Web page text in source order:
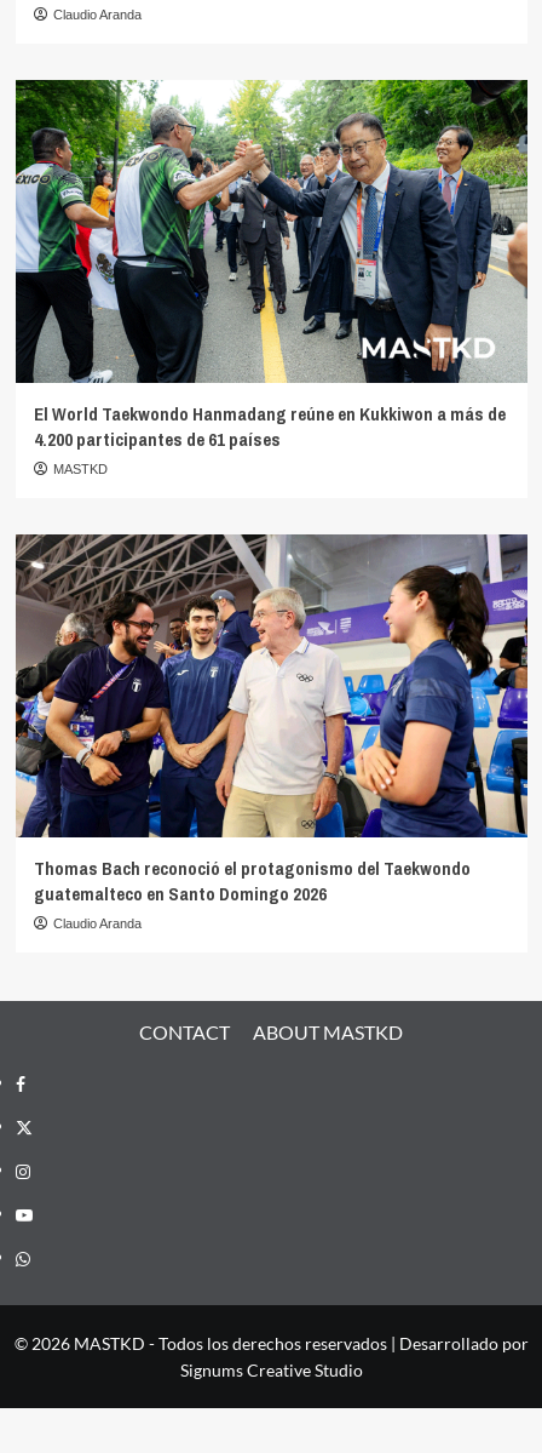
Claudio Aranda
El World Taekwondo Hanmadang reúne en Kukkiwon a más de
4.200 participantes de 61 países
MASTKD
Thomas Bach reconoció el protagonismo del Taekwondo
guatemalteco en Santo Domingo 2026
Claudio Aranda
CONTACT ABOUT MASTKD
Facebook
X
Instagram
YouTube
Whatsapp